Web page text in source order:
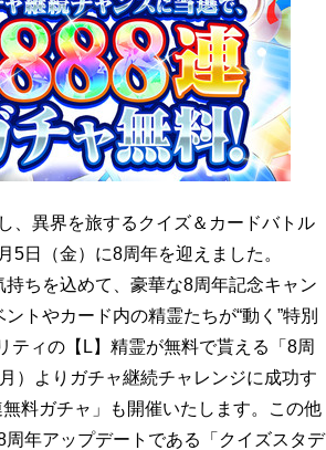
、異界を旅するクイズ＆カードバトル
日（金）に8周年を迎えました。
ちを込めて、豪華な8周年記念キャン
トやカード内の精霊たちが“動く”特別
ティの【L】精霊が無料で貰える「8周
）よりガチャ継続チャレンジに成功す
料ガチャ」も開催いたします。この他
年アップデートである「クイズスタデ